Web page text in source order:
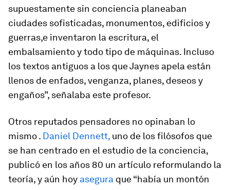
supuestamente sin conciencia planeaban
ciudades sofisticadas, monumentos, edificios y
guerras,e inventaron la escritura, el
embalsamiento y todo tipo de máquinas. Incluso
los textos antiguos a los que Jaynes apela están
llenos de enfados, venganza, planes, deseos y
engaños”, señalaba este profesor.
Otros reputados pensadores no opinaban lo
mismo . Daniel Dennett, uno de los filósofos que
se han centrado en el estudio de la conciencia,
publicó en los años 80 un artículo reformulando la
teoría, y aún hoy asegura que “había un montón